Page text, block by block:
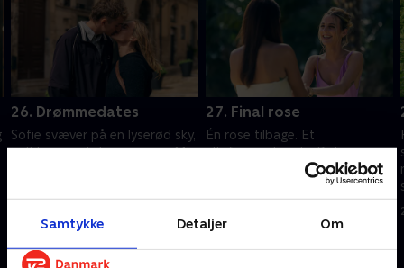
Samtykke Detaljer Om
26. Drømmedates
Sofie svæver på en lyserød sky,
indtil nervøsiteten rammer. Mie
bejler hjemsøges af tanker om
natten før.
27. Final rose
Én rose tilbage. Et
altafgørende valg. Det
sicilianske kærlighedseventyr
kulminerer. Hvem tager Mie
med hjem, og hvem må rejse
alene hjem med et knust
Andre så også